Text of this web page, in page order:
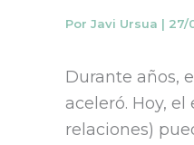
Por Javi Ursua | 27/
Durante años,
aceleró. Hoy,
relaciones)